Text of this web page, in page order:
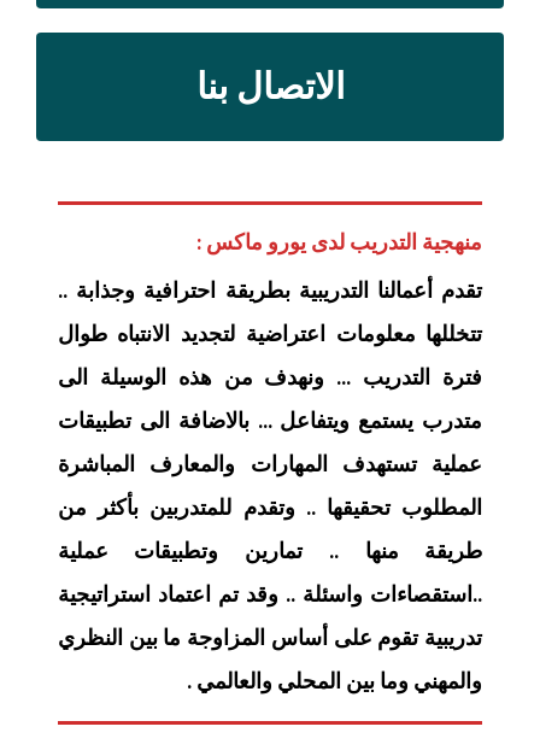
الاتصال بنا
منهجية التدريب لدى يورو ماكس :
تقدم أعمالنا التدريبية بطريقة احترافية وجذابة ..
تتخللها معلومات اعتراضية لتجديد الانتباه طوال
فترة التدريب … ونهدف من هذه الوسيلة الى
متدرب يستمع ويتفاعل … بالاضافة الى تطبيقات
عملية تستهدف المهارات والمعارف المباشرة
المطلوب تحقيقها .. وتقدم للمتدربين بأكثر من
طريقة منها .. تمارين وتطبيقات عملية
..استقصاءات واسئلة .. وقد تم اعتماد استراتيجية
تدريبية تقوم على أساس المزاوجة ما بين النظري
والمهني وما بين المحلي والعالمي .